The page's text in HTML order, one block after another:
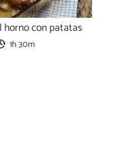
horno con patatas
1h 30m